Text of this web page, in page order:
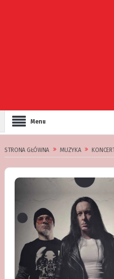
Menu
STRONA GŁÓWNA MUZYKA